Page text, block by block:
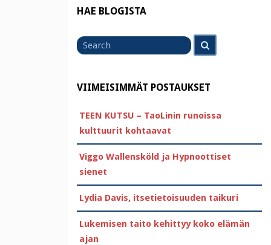
HAE BLOGISTA
for
VIIMEISIMMÄT POSTAUKSET
TEEN KUTSU – TaoLinin runoissa
kulttuurit kohtaavat
Viggo Wallensköld ja Hypnoottiset
sienet
Lydia Davis, itsetietoisuuden taikuri
Lukemisen taito kehittyy koko elämän
ajan